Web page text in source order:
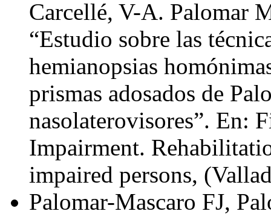
Carcellé, V-A. Palomar
“Estudio sobre las
hemianopsias
prismas adosados de
nasolaterovisores”. En:
Impairment.
impaired persons,
Palomar-Mascaro FJ,